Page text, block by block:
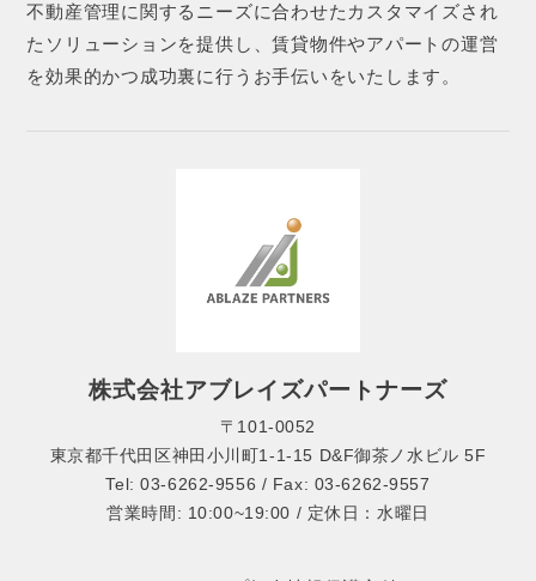
不動産管理に関するニーズに合わせたカスタマイズされ
たソリューションを提供し、賃貸物件やアパートの運営
を効果的かつ成功裏に行うお手伝いをいたします。
株式会社アブレイズパートナーズ
〒101-0052
東京都千代田区神田小川町1-1-15 D&F御茶ノ水ビル 5F
Tel: 03-6262-9556 / Fax: 03-6262-9557
営業時間: 10:00~19:00 / 定休日：水曜日